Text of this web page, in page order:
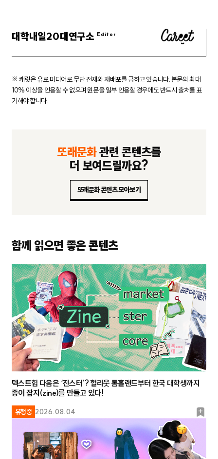
대학내일20대연구소
※ 캐릿은 유료 미디어로 무단 전재와 재배포를 금하고 있습니다. 본문의 최대
10% 이상을 인용할 수 없으며 원문을 일부 인용할 경우에도반드시 출처를 표
기해야 합니다.
또래문화관련 콘텐츠를
더 보여드릴까요?
또래문화 콘텐츠 모아보기
함께 읽으면 좋은 콘텐츠
유행중 2026.08.04
북
크
텍스트힙 다음은 ‘진스터’? 헐리웃 톰홀랜드부터 한국 대학생까지
종이 잡지(zine)를 만들고 있다!